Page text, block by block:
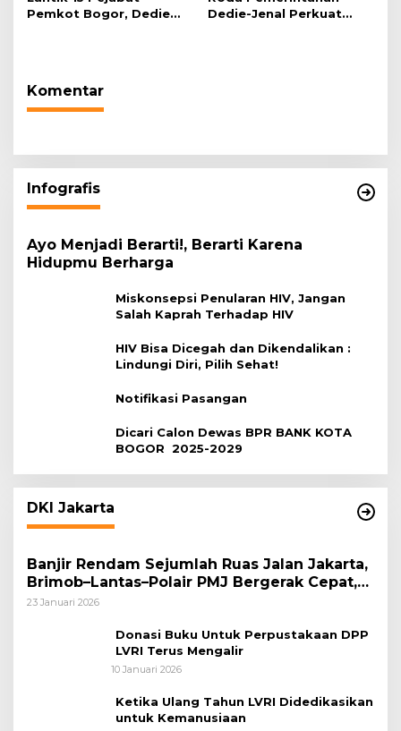
Pemkot Bogor, Dedie
Dedie-Jenal Perkuat
Komentar
Infografis
Ayo Menjadi Berarti!, Berarti Karena
Hidupmu Berharga
Miskonsepsi Penularan HIV, Jangan
Salah Kaprah Terhadap HIV
HIV Bisa Dicegah dan Dikendalikan :
Lindungi Diri, Pilih Sehat!
Notifikasi Pasangan
Dicari Calon Dewas BPR BANK KOTA
BOGOR 2025-2029
DKI Jakarta
Banjir Rendam Sejumlah Ruas Jalan Jakarta,
Brimob–Lantas–Polair PMJ Bergerak Cepat,
Polri Siagakan 128.247 Personel Secara
23 Januari 2026
Donasi Buku Untuk Perpustakaan DPP
LVRI Terus Mengalir
10 Januari 2026
Ketika Ulang Tahun LVRI Didedikasikan
untuk Kemanusiaan